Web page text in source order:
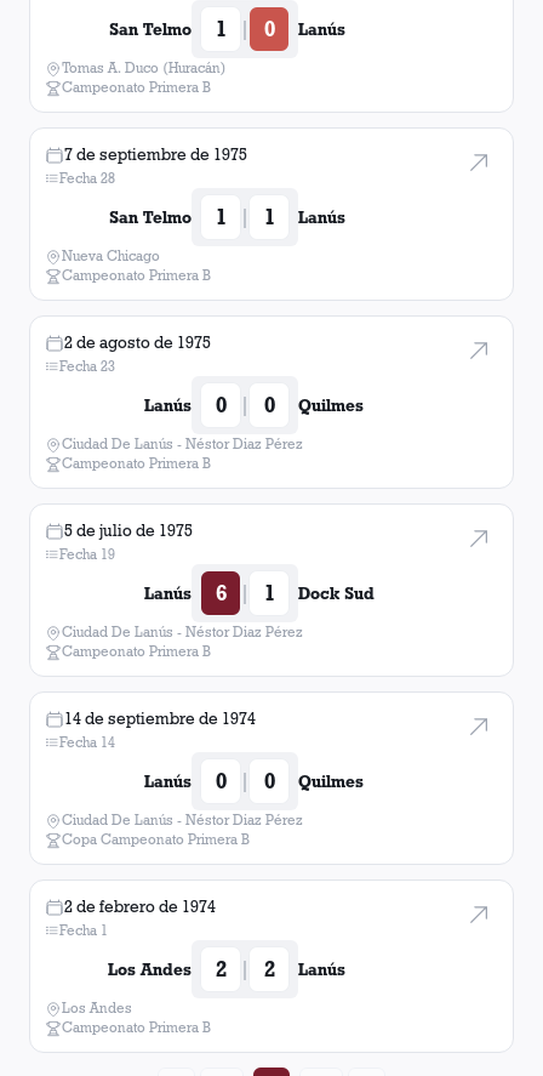
San Telmo 1 | 0 Lanús
Tomas A. Duco (Huracán)
Campeonato Primera B
7 de septiembre de 1975
Fecha 28
San Telmo 1 | 1 Lanús
Nueva Chicago
Campeonato Primera B
2 de agosto de 1975
Fecha 23
Lanús 0 | 0 Quilmes
Ciudad De Lanús - Néstor Diaz Pérez
Campeonato Primera B
5 de julio de 1975
Fecha 19
Lanús 6 | 1 Dock Sud
Ciudad De Lanús - Néstor Diaz Pérez
Campeonato Primera B
14 de septiembre de 1974
Fecha 14
Lanús 0 | 0 Quilmes
Ciudad De Lanús - Néstor Diaz Pérez
Copa Campeonato Primera B
2 de febrero de 1974
Fecha 1
Los Andes 2 | 2 Lanús
Los Andes
Campeonato Primera B